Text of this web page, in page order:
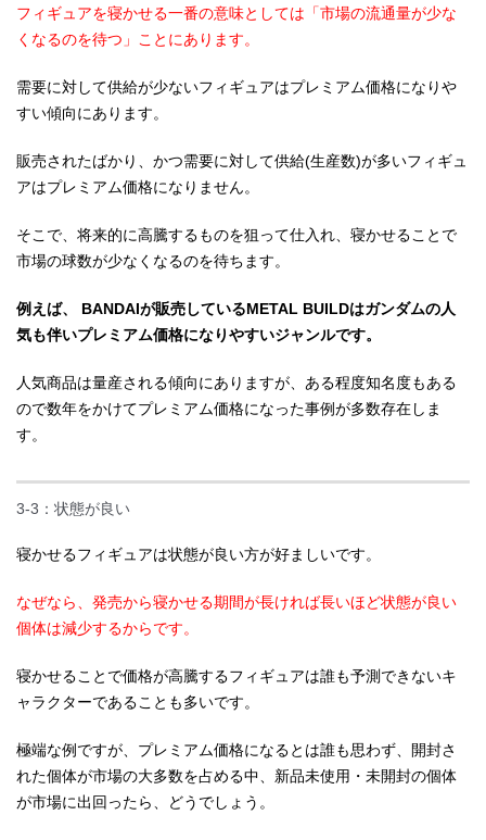
フィギュアを寝かせる一番の意味としては「市場の流通量が少な
くなるのを待つ」ことにあります。
需要に対して供給が少ないフィギュアはプレミアム価格になりや
すい傾向にあります。
販売されたばかり、かつ需要に対して供給(生産数)が多いフィギュ
アはプレミアム価格になりません。
そこで、将来的に高騰するものを狙って仕入れ、寝かせることで
市場の球数が少なくなるのを待ちます。
例えば、 BANDAIが販売しているMETAL BUILDはガンダムの人
気も伴いプレミアム価格になりやすいジャンルです。
人気商品は量産される傾向にありますが、ある程度知名度もある
ので数年をかけてプレミアム価格になった事例が多数存在しま
す。
3-3：状態が良い
寝かせるフィギュアは状態が良い方が好ましいです。
なぜなら、発売から寝かせる期間が長ければ長いほど状態が良い
個体は減少するからです。
寝かせることで価格が高騰するフィギュアは誰も予測できないキ
ャラクターであることも多いです。
極端な例ですが、プレミアム価格になるとは誰も思わず、開封さ
れた個体が市場の大多数を占める中、新品未使用・未開封の個体
が市場に出回ったら、どうでしょう。